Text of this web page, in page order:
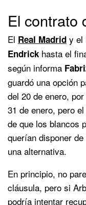
El contrato
El Real Madrid y el
Endrick hasta el
según informa
guardó una opción
del 20 de enero,
31 de enero, pero
de que los blancos
querían disponer
una alternativa.
En principio, no
cláusula, pero si
podría intentar